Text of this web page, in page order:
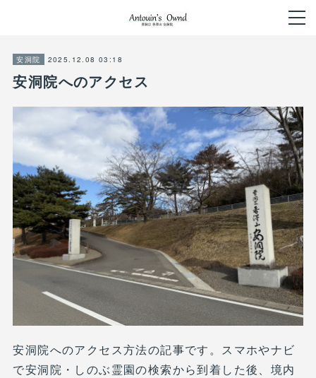
安洞院 2025.12.08 03:18
安洞院へのアクセス
安洞院へのアクセス方法の記事です。スマホやナビ
で安洞院・しのぶ霊園の検索から到着した後、境内